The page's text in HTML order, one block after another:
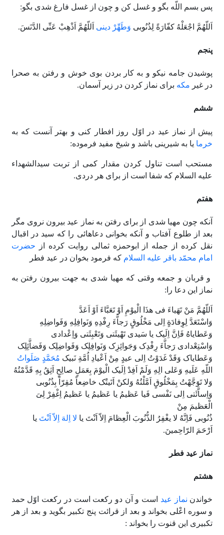
پس بسم اللّه بگو و غسل کن و چون از غسل فارغ شدى بگو:
اَللّهُمَّ اجْعَلْهُ کفّارَةً لِذُنُوبى وَطَهِّرْ دینى اَللّهُمَّ اَذْهِبْ عَنِّى الدَّنَسَ.
پنجم
پوشیدن جامه نیکو و به کار بردن بوى خوش و رفتن به صحرا
در غیر مکه براى نماز کردن در زیر آسمان.
ششم
پیش از نماز عید در اوّل روز افطار کنى و بهتر آنست که به
خرما یا به شیرینى باشد و شیخ مفید فرموده:
مستحب است تناول کردن مقدار کمى از تربت سیدالشهداء
علیه السلام که شفا است از براى هر دردى.
هفتم
آنکه چون مهیا شدى از براى رفتن به نماز عید بیرون نروى مگر
بعد از طلوع آفتاب و آنکه بخوانى دعاهائى را که سید در اقبال
نقل کرده از جمله از ابوحمزه ثمالى روایت کرده از حضرت
امام محمّد باقر علیه السلام که فرمود بخوان در عید فطر
و قربان و جمعه وقتى که مهیا شدى به جهت بیرون رفتن به
نماز این دعا را:
اَللّهُمَّ مَنْ تَهَیاءَ فى هذَا الْیوْمِ اَوْ تَعَبَّاءَ اَوْ اَعَدَّ
وَاسْتَعَدَّ لِوِفادَةٍ اِلى مَخْلُوقٍ رَجاَّءَ رِفْدِهِ وَنَوافِلِهِ وَفَواضِلِهِ
وَعَطایاهُ فَاِنَّ اِلَیک یا سَیدى تَهْیئَتى وَتَعْبِئَتى وَاِعْدادى
وَاسْتِعْدادى رَجاَّءَ رِفْدِک وَجَوائِزِک وَنَوافِلِک وَفَواضِلِک وَفَضاَّئِلِک
وَعَطایاک وَقَدْ غَدَوْتُ اِلى عیدٍ مِنْ اَعْیادِ اُمَّةِ نَبیک مُحَمَّدٍ صَلَواتُ
اللّهِ عَلَیهِ وَعَلى الِهِ وَلَمْ اَفِدْ اِلَیک الْیوْمَ بِعَمَلٍ صالِحٍ اَثِقُ بِهِ قَدَّمْتُهُ
وَلا تَوَجَّهْتُ بِمَخْلُوقٍ اَمَّلْتُهُ وَلکنْ اَتَیتُک خاضِعاً مُقِرّاً بِذُنُوبى
وَاِساَّئَتى اِلى نَفْسى فَیا عَظیمُ یا عَظیمُ یا عَظیمُ اِغْفِرْ لِىَ
الْعَظیمَ مِنْ
ذُنُوبى فَاِنَّهُ لا یغْفِرُ الذُّنُوبَ الْعِظامَ اِلاّ اَنْتَ یا لا اِلهَ اِلاّ اَنْتَ یا
اَرْحَمَ الرّاحِمینَ.
نماز عید فطر
هشتم
خواندن نماز عید است و آن دو رکعت است در رکعت اوّل حمد
و سوره اعْلى بخواند و بعد از قرائت پنج تکبیر بگوید و بعد از هر
تکبیرى این قنوت را بخواند :